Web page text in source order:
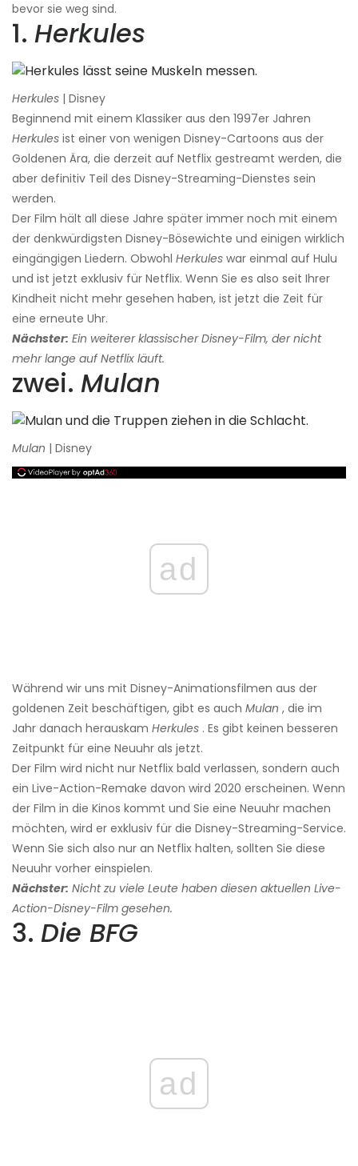
bevor sie weg sind.
1. Herkules
Herkules | Disney
Beginnend mit einem Klassiker aus den 1997er Jahren
Herkules ist einer von wenigen Disney-Cartoons aus der
Goldenen Ära, die derzeit auf Netflix gestreamt werden, die
aber definitiv Teil des Disney-Streaming-Dienstes sein
werden.
Der Film hält all diese Jahre später immer noch mit einem
der denkwürdigsten Disney-Bösewichte und einigen wirklich
eingängigen Liedern. Obwohl Herkules war einmal auf Hulu
und ist jetzt exklusiv für Netflix. Wenn Sie es also seit Ihrer
Kindheit nicht mehr gesehen haben, ist jetzt die Zeit für
eine erneute Uhr.
Nächster: Ein weiterer klassischer Disney-Film, der nicht
mehr lange auf Netflix läuft.
zwei. Mulan
Mulan | Disney
ad
Während wir uns mit Disney-Animationsfilmen aus der
goldenen Zeit beschäftigen, gibt es auch Mulan , die im
Jahr danach herauskam Herkules . Es gibt keinen besseren
Zeitpunkt für eine Neuuhr als jetzt.
Der Film wird nicht nur Netflix bald verlassen, sondern auch
ein Live-Action-Remake davon wird 2020 erscheinen. Wenn
der Film in die Kinos kommt und Sie eine Neuuhr machen
möchten, wird er exklusiv für die Disney-Streaming-Service.
Wenn Sie sich also nur an Netflix halten, sollten Sie diese
Neuuhr vorher einspielen.
Nächster: Nicht zu viele Leute haben diesen aktuellen Live-
Action-Disney-Film gesehen.
3. Die BFG
ad